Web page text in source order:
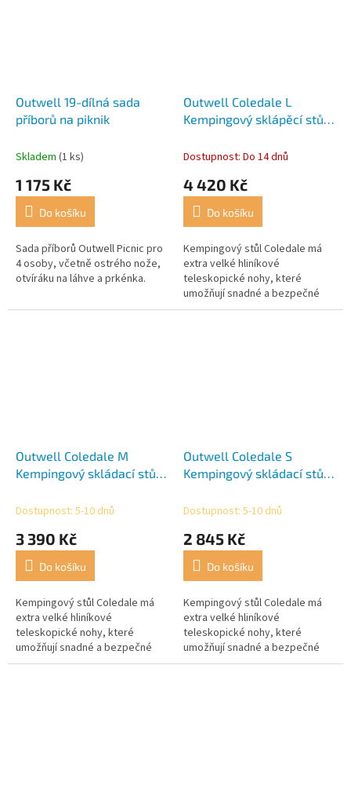
Outwell 19-dílná sada
příborů na piknik
Skladem (1 ks)
1 175 Kč
Do košíku
Sada příborů Outwell Picnic pro
4 osoby, včetně ostrého nože,
otvíráku na láhve a prkénka.
Outwell Coledale L
Kempingový sklápěcí stůl
Dostupnost: Do 14 dnů
4 420 Kč
Do košíku
Kempingový stůl Coledale má
extra velké hliníkové
teleskopické nohy, které
umožňují snadné a bezpečné
nastavení výšky.
Outwell Coledale M
Kempingový skládací stůl
Dostupnost: 5-10 dnů
3 390 Kč
Do košíku
Kempingový stůl Coledale má
extra velké hliníkové
teleskopické nohy, které
umožňují snadné a bezpečné
nastavení výšky.
Outwell Coledale S
Kempingový skládací stůl
Dostupnost: 5-10 dnů
2 845 Kč
Do košíku
Kempingový stůl Coledale má
extra velké hliníkové
teleskopické nohy, které
umožňují snadné a bezpečné
nastavení výšky.